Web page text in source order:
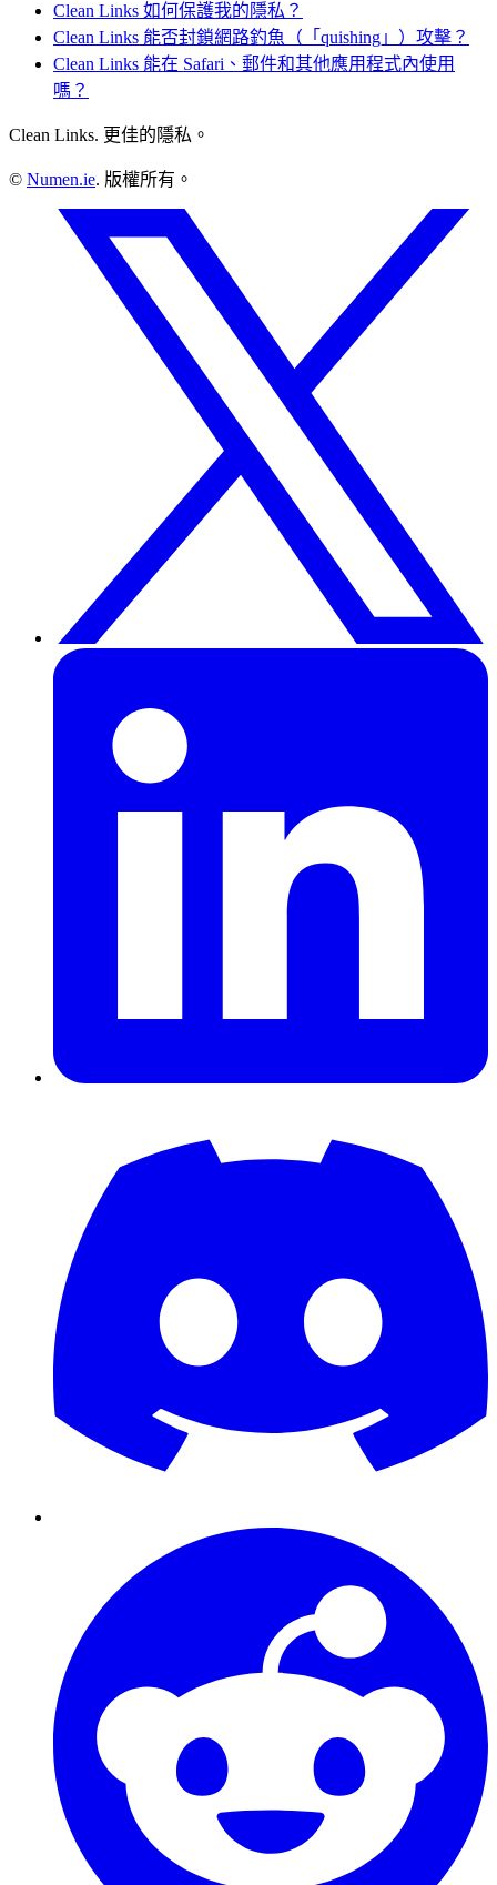
Clean Links 如何保護我的隱私？
Clean Links 能否封鎖網路釣魚（「quishing」）攻擊？
Clean Links 能在 Safari、郵件和其他應用程式內使用
嗎？
Clean Links. 更佳的隱私。
© Numen.ie. 版權所有。